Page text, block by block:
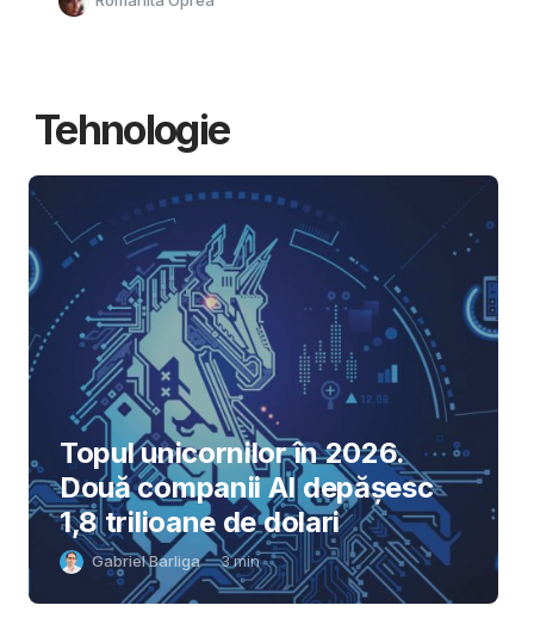
Tehnologie
Topul unicornilor în 2026.
Două companii AI depășesc
1,8 trilioane de dolari
Gabriel Barliga 3min